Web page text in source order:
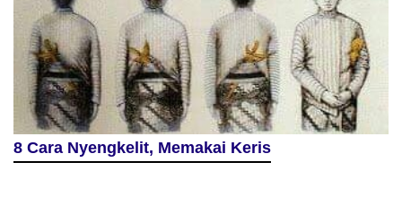
8 Cara Nyengkelit, Memakai Keris